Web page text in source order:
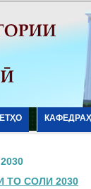
СОЛИ 2030